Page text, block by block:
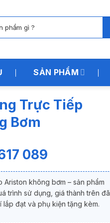
SẢN PHẨM
Trực Tiếp
Bơm
089
không bơm – sản phẩm
trình sử dụng, giá thành trên đã
đạt và phụ kiện tặng kèm.